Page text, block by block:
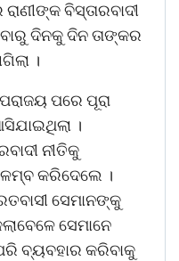
ବିସ୍ତାରବାଦୀ
ଦିନକୁ ଦିନ ତାଙ୍କର
।
ପରେ ପୂରା
।
ନୀତିକୁ
କରିଦେଲେ ।
ସେମାନଙ୍କୁ
ସେମାନେ
ବ୍ୟବହାର କରିବାକୁ